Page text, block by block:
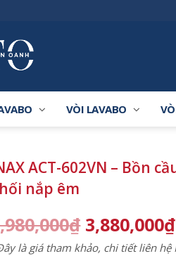
VÒI LAVABO
ACT-602VN – Bồn
nắp êm
₫ 3,880,000₫
là giá tham khảo, chi tiết liên hệ